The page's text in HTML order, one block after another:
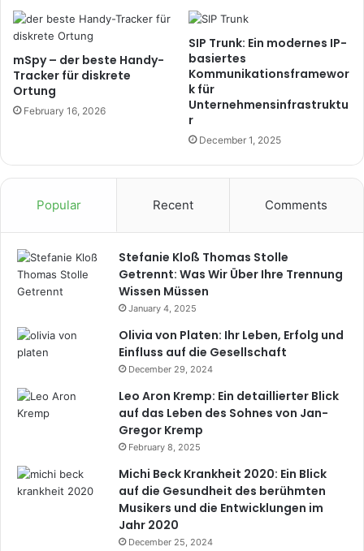
mSpy – der beste Handy-
Tracker für diskrete
Ortung
February 16, 2026
SIP Trunk: Ein modernes IP-
basiertes
Kommunikationsframewor
k für
Unternehmensinfrastruktu
r
December 1, 2025
Popular Recent Comments
Stefanie Kloß Thomas Stolle
Getrennt: Was Wir Über Ihre Trennung
Wissen Müssen
January 4, 2025
Olivia von Platen: Ihr Leben, Erfolg und
Einfluss auf die Gesellschaft
December 29, 2024
Leo Aron Kremp: Ein detaillierter Blick
auf das Leben des Sohnes von Jan-
Gregor Kremp
February 8, 2025
Michi Beck Krankheit 2020: Ein Blick
auf die Gesundheit des berühmten
Musikers und die Entwicklungen im
Jahr 2020
December 25, 2024